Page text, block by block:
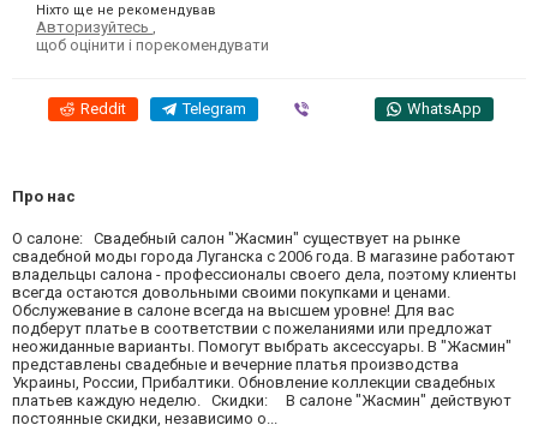
Ніхто ще не рекомендував
Авторизуйтесь
щоб оцінити і порекомендувати
Reddit Telegram WhatsApp
Про нас
О салоне: Свадебный салон "Жасмин" существует на рынке
свадебной моды города Луганска с 2006 года. В магазине работают
владельцы салона - профессионалы своего дела, поэтому клиенты
всегда остаются довольными своими покупками и ценами.
Обслужевание в салоне всегда на высшем уровне! Для вас
подберут платье в соответствии с пожеланиями или предложат
неожиданные варианты. Помогут выбрать аксессуары. В "Жасмин"
представлены свадебные и вечерние платья производства
Украины, России, Прибалтики. Обновление коллекции свадебных
платьев каждую неделю. Скидки: В салоне "Жасмин" действуют
постоянные скидки, независимо о...